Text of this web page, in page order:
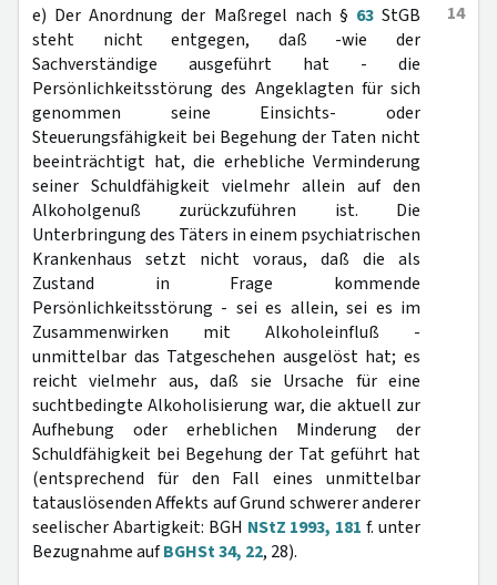
14
e) Der Anordnung der Maßregel nach § 63StGB
steht nicht entgegen, daß -wie der
Sachverständige ausgeführt hat - die
Persönlichkeitsstörung des Angeklagten für sich
genommen seine Einsichts- oder
Steuerungsfähigkeit bei Begehung der Taten nicht
beeinträchtigt hat, die erhebliche Verminderung
seiner Schuldfähigkeit vielmehr allein auf den
Alkoholgenuß zurückzuführen ist. Die
Unterbringung des Täters in einem psychiatrischen
Krankenhaus setzt nicht voraus, daß die als
Zustand in Frage kommende
Persönlichkeitsstörung - sei es allein, sei es im
Zusammenwirken mit Alkoholeinfluß -
unmittelbar das Tatgeschehen ausgelöst hat; es
reicht vielmehr aus, daß sie Ursache für eine
suchtbedingte Alkoholisierung war, die aktuell zur
Aufhebung oder erheblichen Minderung der
Schuldfähigkeit bei Begehung der Tat geführt hat
(entsprechend für den Fall eines unmittelbar
tatauslösenden Affekts auf Grund schwerer anderer
seelischer Abartigkeit: BGH NStZ 1993, 181 f. unter
Bezugnahme aufBGHSt 34, 22, 28).